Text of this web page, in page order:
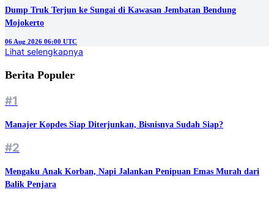
Dump Truk Terjun ke Sungai di Kawasan Jembatan Bendung
Mojokerto
06 Aug 2026 06:00 UTC
Lihat selengkapnya
Berita Populer
#1
Manajer Kopdes Siap Diterjunkan, Bisnisnya Sudah Siap?
#2
Mengaku Anak Korban, Napi Jalankan Penipuan Emas Murah dari
Balik Penjara